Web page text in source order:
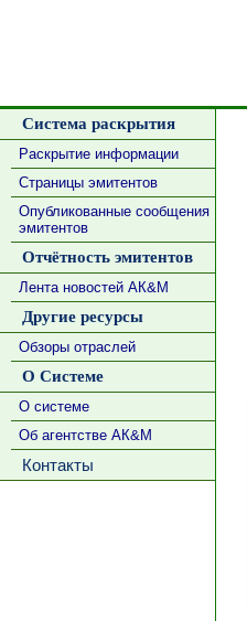
Система раскрытия
Раскрытие информации
Страницы эмитентов
Опубликованные сообщения
эмитентов
Отчётность эмитентов
Лента новостей АК&М
Другие ресурсы
Обзоры отраслей
О Системе
О системе
Об агентстве АК&М
Контакты